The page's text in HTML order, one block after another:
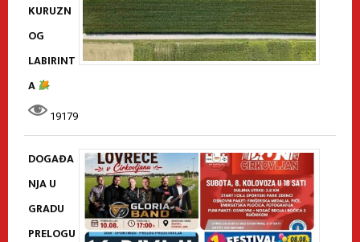
KURUZN
OG
LABIRINT
A
19179
DOGAĐA
NJA U
GRADU
PRELOGU